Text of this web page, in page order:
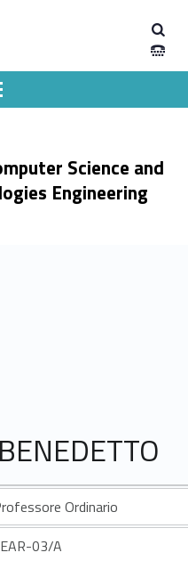
Science and
Engineering
menu secondario
Ordinario
03/A